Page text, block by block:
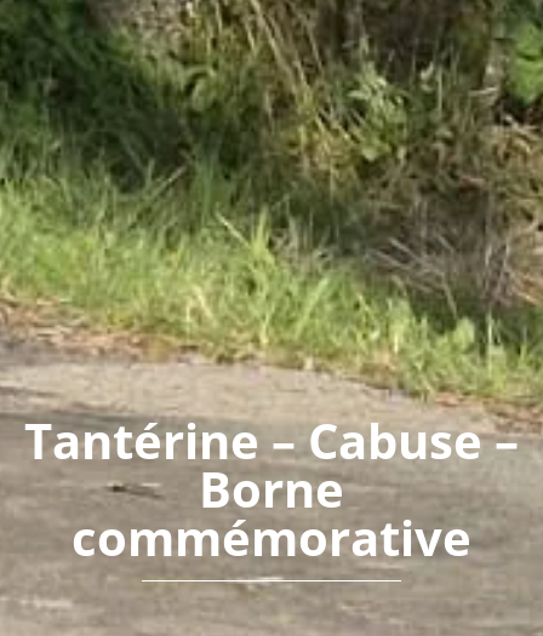
Tantérine – Cabuse –
Borne
commémorative